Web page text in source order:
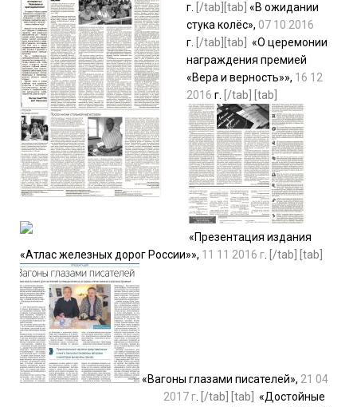
г.
[/tab][tab] «В ожидании
стука колёс», 07 10 2016
г.
[/tab][tab]
«О церемонии
награждения премией
«Вера и верность»», 16 12
2016 г. [/tab] [tab]
«Презентация издания
«Атлас железных дорог России»», 11 11 2016 г [/tab] [tab]
«Вагоны глазами писателей», 21 04
2017 г
[/tab] [tab]
«Достойные